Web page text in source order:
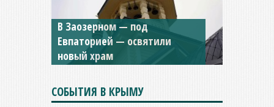
Мужской монастырь Косьмы
и Дамиана в Крыму вновь
открыт для посещения
СОБЫТИЯ В КРЫМУ